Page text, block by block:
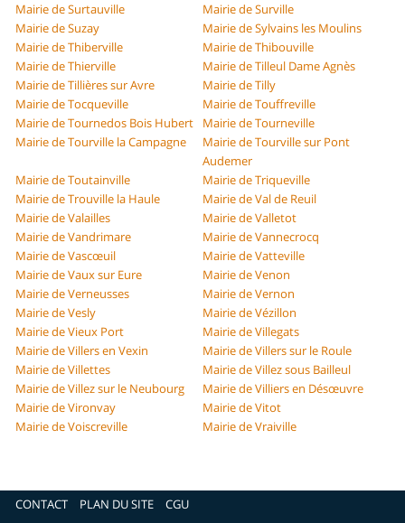
Mairie de Surtauville
Mairie de Surville
Mairie de Suzay
Mairie de Sylvains les Moulins
Mairie de Thiberville
Mairie de Thibouville
Mairie de Thierville
Mairie de Tilleul Dame Agnès
Mairie de Tillières sur Avre
Mairie de Tilly
Mairie de Tocqueville
Mairie de Touffreville
Mairie de Tournedos Bois Hubert
Mairie de Tourneville
Mairie de Tourville la Campagne
Mairie de Tourville sur Pont
Audemer
Mairie de Toutainville
Mairie de Triqueville
Mairie de Trouville la Haule
Mairie de Val de Reuil
Mairie de Valailles
Mairie de Valletot
Mairie de Vandrimare
Mairie de Vannecrocq
Mairie de Vascœuil
Mairie de Vatteville
Mairie de Vaux sur Eure
Mairie de Venon
Mairie de Verneusses
Mairie de Vernon
Mairie de Vesly
Mairie de Vézillon
Mairie de Vieux Port
Mairie de Villegats
Mairie de Villers en Vexin
Mairie de Villers sur le Roule
Mairie de Villettes
Mairie de Villez sous Bailleul
Mairie de Villez sur le Neubourg
Mairie de Villiers en Désœuvre
Mairie de Vironvay
Mairie de Vitot
Mairie de Voiscreville
Mairie de Vraiville
CONTACT PLAN DU SITE CGU